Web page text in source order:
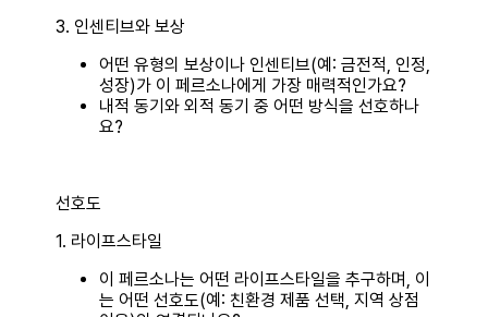
3. 인센티브와 보상
어떤 유형의 보상이나 인센티브(예: 금전적, 인정,
성장)가 이 페르소나에게 가장 매력적인가요?
내적 동기와 외적 동기 중 어떤 방식을 선호하나
요?
선호도
1. 라이프스타일
이 페르소나는 어떤 라이프스타일을 추구하며, 이
는 어떤 선호도(예: 친환경 제품 선택, 지역 상점